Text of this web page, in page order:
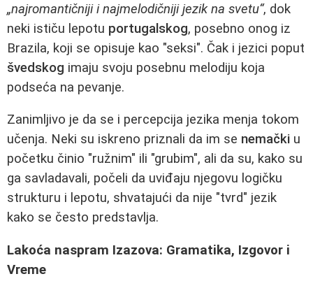
„najromantičniji i najmelodičniji jezik na svetu“, dok
neki ističu lepotu portugalskog, posebno onog iz
Brazila, koji se opisuje kao "seksi". Čak i jezici poput
švedskog imaju svoju posebnu melodiju koja
podseća na pevanje.
Zanimljivo je da se i percepcija jezika menja tokom
učenja. Neki su iskreno priznali da im se nemački u
početku činio "ružnim" ili "grubim", ali da su, kako su
ga savladavali, počeli da uviđaju njegovu logičku
strukturu i lepotu, shvatajući da nije "tvrd" jezik
kako se često predstavlja.
Lakoća naspram Izazova: Gramatika, Izgovor i
Vreme